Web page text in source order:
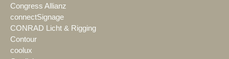
Congress Allianz
connectSignage
CONRAD Licht & Rigging
Contour
coolux